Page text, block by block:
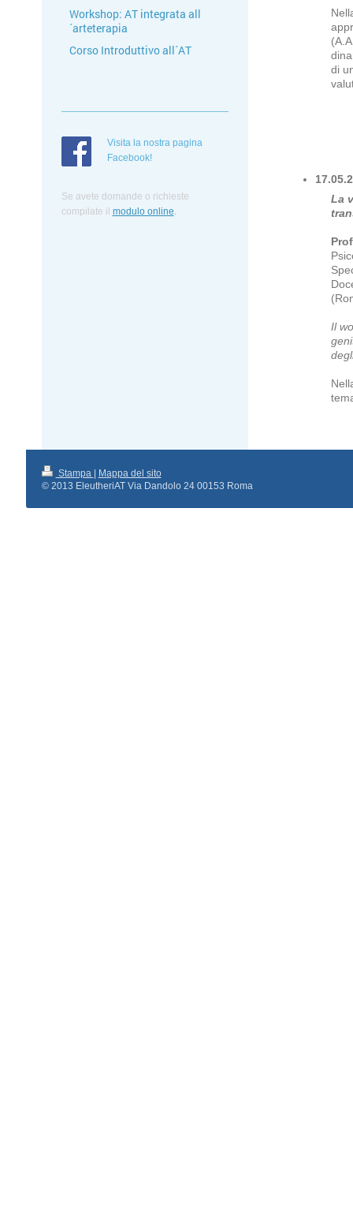
di
La
Il
Workshop: AT integrata all
´arteterapia
Corso Introduttivo all´AT
Visita la nostra pagina
Facebook!
Se avete domande o richieste
compilate il modulo online.
Stampa | Mappa del sito
© 2013 EleutheriAT Via Dandolo 24 00153 Roma